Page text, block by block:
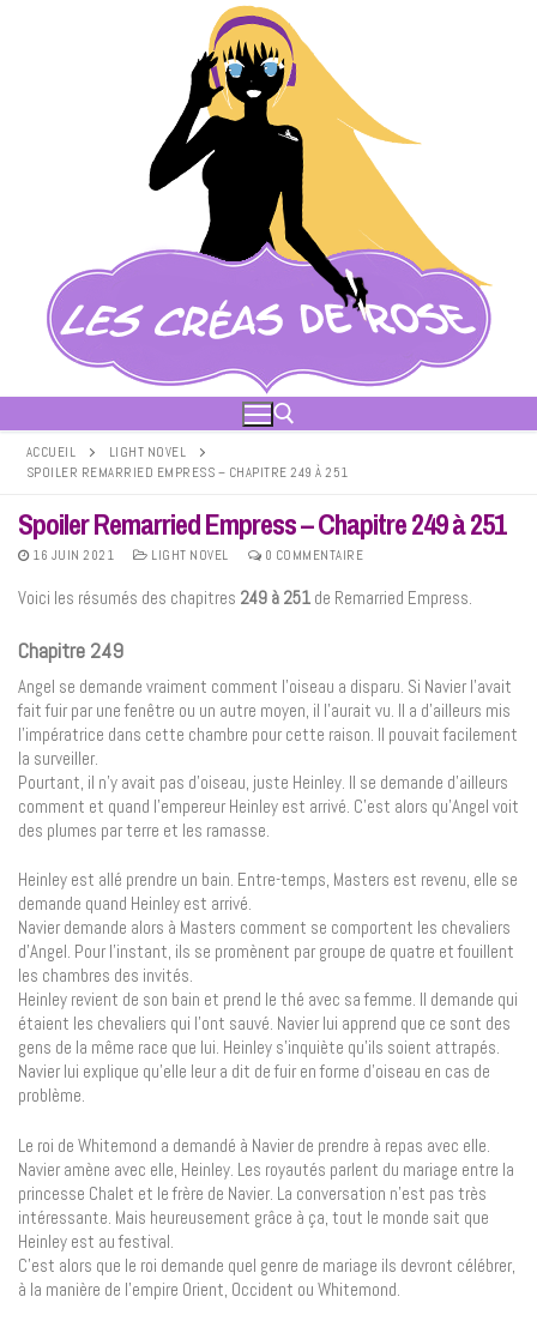
ACCUEIL
LIGHT NOVEL
SPOILER REMARRIED EMPRESS – CHAPITRE 249 À 251
Spoiler Remarried Empress – Chapitre 249 à 251
16 JUIN 2021 LIGHT NOVEL 0 COMMENTAIRE
Voici les résumés des chapitres 249 à 251 de Remarried Empress.
Chapitre 249
Angel se demande vraiment comment l’oiseau a disparu. Si Navier l’avait
fait fuir par une fenêtre ou un autre moyen, il l’aurait vu. Il a d’ailleurs mis
l’impératrice dans cette chambre pour cette raison. Il pouvait facilement
la surveiller.
Pourtant, il n’y avait pas d’oiseau, juste Heinley. Il se demande d’ailleurs
comment et quand l’empereur Heinley est arrivé. C’est alors qu’Angel voit
des plumes par terre et les ramasse.
Heinley est allé prendre un bain. Entre-temps, Masters est revenu, elle se
demande quand Heinley est arrivé.
Navier demande alors à Masters comment se comportent les chevaliers
d’Angel. Pour l’instant, ils se promènent par groupe de quatre et fouillent
les chambres des invités.
Heinley revient de son bain et prend le thé avec sa femme. Il demande qui
étaient les chevaliers qui l’ont sauvé. Navier lui apprend que ce sont des
gens de la même race que lui. Heinley s’inquiète qu’ils soient attrapés.
Navier lui explique qu’elle leur a dit de fuir en forme d’oiseau en cas de
problème.
Le roi de Whitemond a demandé à Navier de prendre à repas avec elle.
Navier amène avec elle, Heinley. Les royautés parlent du mariage entre la
princesse Chalet et le frère de Navier. La conversation n’est pas très
intéressante. Mais heureusement grâce à ça, tout le monde sait que
Heinley est au festival.
C’est alors que le roi demande quel genre de mariage ils devront célébrer,
à la manière de l’empire Orient, Occident ou Whitemond.